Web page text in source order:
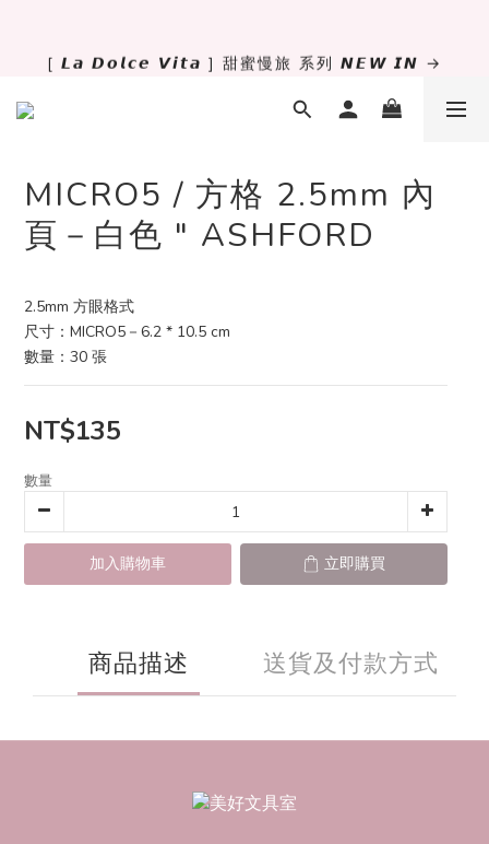
[ 𝙇𝙖 𝘿𝙤𝙡𝙘𝙚 𝙑𝙞𝙩𝙖 ] 甜蜜慢旅 系列 𝙉𝙀𝙒 𝙄𝙉 →
獨立文具店 X iMAT 聯名印章墊 ୨୧💝滿額送蛇年限定切
✨萬用手冊新尺寸進駐 .ᐟ.ᐟ  ꒰ 𝐌𝐈𝐍𝐈𝟔 這裡挑 ➜ ꒱
MICRO5 / 方格 2.5mm 內
頁－白色 " ASHFORD
2.5mm 方眼格式
尺寸：MICRO5－6.2 * 10.5 cm
數量：30 張
NT$135
數量
加入購物車 立即購買
商品描述 送貨及付款方式